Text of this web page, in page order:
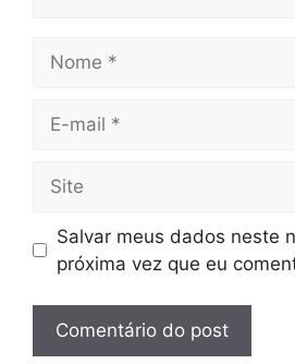
mail
Salvar meus dados neste
próxima vez que eu